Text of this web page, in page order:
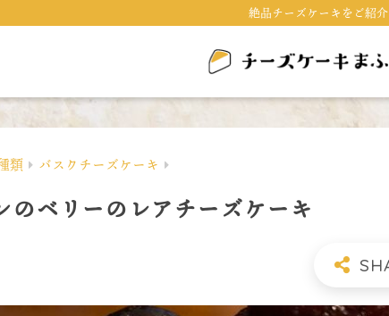
絶品チーズケーキをご紹介
類 バスクチーズケーキ
のベリーのレアチーズケーキ